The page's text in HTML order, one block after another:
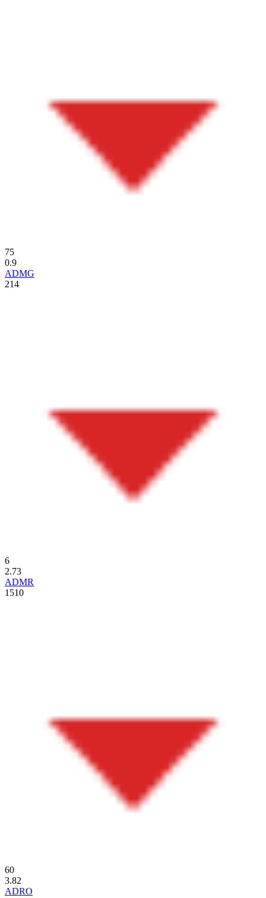
75
0.9
ADMG
214
6
2.73
ADMR
1510
60
3.82
ADRO